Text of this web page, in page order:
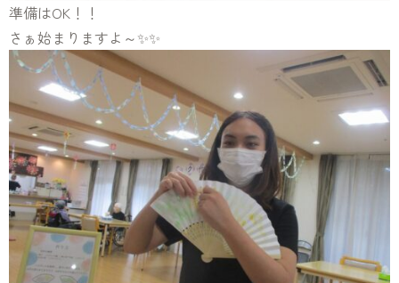
準備はOK！！
さぁ始まりますよ～✨✨